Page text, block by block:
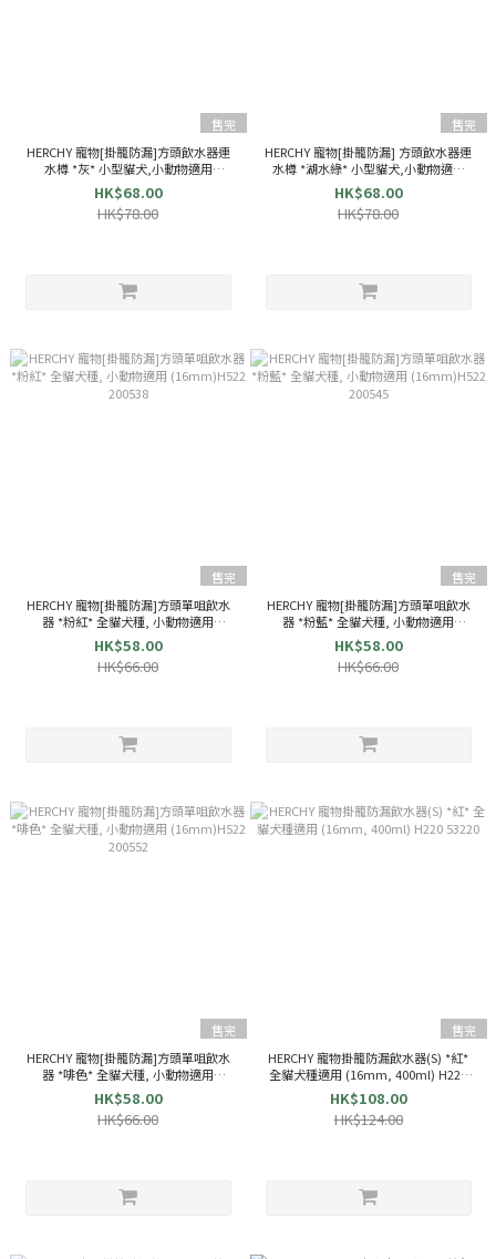
售完
HERCHY 寵物[掛籠防漏]方頭飲水器連
水樽 *灰* 小型貓犬,小動物適用
HK$68.00
HK$78.00
售完
HERCHY 寵物[掛籠防漏] 方頭飲水器連
水樽 *湖水綠* 小型貓犬,小動物適用
HK$68.00
HK$78.00
售完
HERCHY 寵物[掛籠防漏]方頭單咀飲水
器 *粉紅* 全貓犬種, 小動物適用
(16mm)H522 200538
HK$58.00
HK$66.00
售完
HERCHY 寵物[掛籠防漏]方頭單咀飲水
器 *粉藍* 全貓犬種, 小動物適用
(16mm)H522 200545
HK$58.00
HK$66.00
售完
HERCHY 寵物[掛籠防漏]方頭單咀飲水
器 *啡色* 全貓犬種, 小動物適用
(16mm)H522 200552
HK$58.00
HK$66.00
售完
HERCHY 寵物掛籠防漏飲水器(S) *紅*
全貓犬種適用 (16mm, 400ml) H220
53220
HK$108.00
HK$124.00